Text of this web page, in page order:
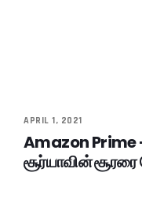
APRIL 1, 2021
Amazon Prime
சூர்யாவின் சூரரை